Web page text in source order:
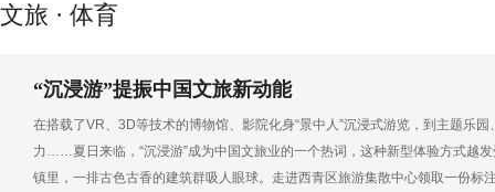
文旅 · 体育
“沉浸游”提振中国文旅新动能
在搭载了VR、3D等技术的博物馆、影院化身“景中人”沉浸式游览，到主题乐
力……夏日来临，“沉浸游”成为中国文旅业的一个热词，这种新型体验方式越
镇里，一排古色古香的建筑群吸人眼球。走进西青区旅游集散中心领取一份标